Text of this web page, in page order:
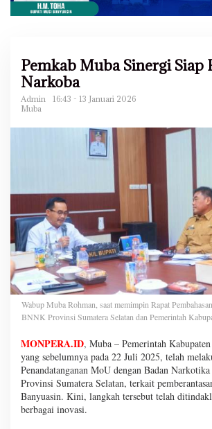
Pemkab Muba Sinergi Siap
Narkoba
Admin
16:43 - 13 Januari 2026
Muba
Wabup Muba Rohman, saat memimpin Rapat
BNNK Provinsi Sumatera Selatan dan Pemerintah
MONPERA.ID, Muba – Pemerintah
yang sebelumnya pada 22 Juli 2025, telah
Penandatanganan MoU dengan Badan
Provinsi Sumatera Selatan, terkait
Banyuasin. Kini, langkah tersebut telah
berbagai inovasi.